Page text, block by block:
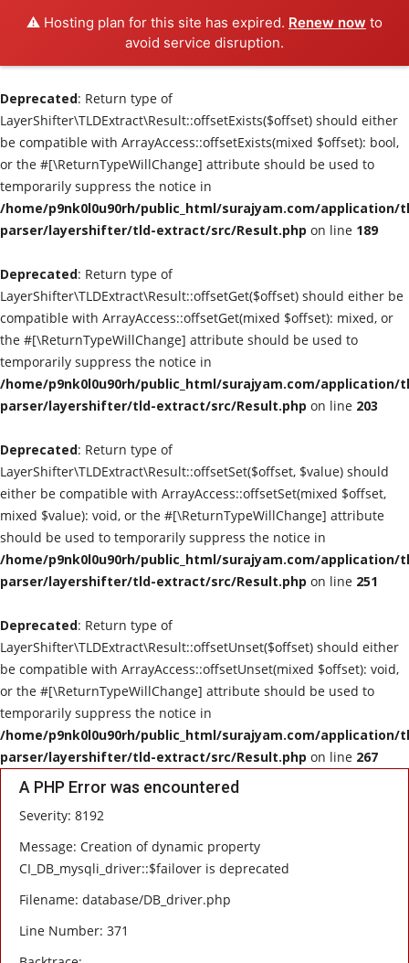
⚠️ Hosting plan for this site has expired. Renew now to
avoid service disruption.
Deprecated: Return type of
LayerShifter\TLDExtract\Result::offsetExists($offset) should either
be compatible with ArrayAccess::offsetExists(mixed $offset): bool,
or the #[\ReturnTypeWillChange] attribute should be used to
temporarily suppress the notice in
/home/p9nk0l0u90rh/public_html/surajyam.com/application/
parser/layershifter/tld-extract/src/Result.php on line 189
Deprecated: Return type of
LayerShifter\TLDExtract\Result::offsetGet($offset) should either be
compatible with ArrayAccess::offsetGet(mixed $offset): mixed, or
the #[\ReturnTypeWillChange] attribute should be used to
temporarily suppress the notice in
/home/p9nk0l0u90rh/public_html/surajyam.com/application/
parser/layershifter/tld-extract/src/Result.php on line 203
Deprecated: Return type of
LayerShifter\TLDExtract\Result::offsetSet($offset, $value) should
either be compatible with ArrayAccess::offsetSet(mixed $offset,
mixed $value): void, or the #[\ReturnTypeWillChange] attribute
should be used to temporarily suppress the notice in
/home/p9nk0l0u90rh/public_html/surajyam.com/application/
parser/layershifter/tld-extract/src/Result.php on line 251
Deprecated: Return type of
LayerShifter\TLDExtract\Result::offsetUnset($offset) should either
be compatible with ArrayAccess::offsetUnset(mixed $offset): void,
or the #[\ReturnTypeWillChange] attribute should be used to
temporarily suppress the notice in
/home/p9nk0l0u90rh/public_html/surajyam.com/application/
parser/layershifter/tld-extract/src/Result.php on line 267
A PHP Error was encountered
Severity: 8192
Message: Creation of dynamic property
CI_DB_mysqli_driver::$failover is deprecated
Filename: database/DB_driver.php
Line Number: 371
Login
Home
Science
Society and Culture
Gallery
Economy
Healthcare
Politics
ఒలిగార్చ్‌ల పెరుగుదల
Contact
Education
Entertainment